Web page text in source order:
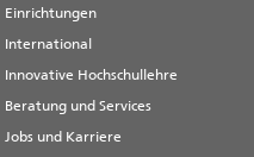
Einrichtungen
International
Innovative Hochschullehre
Beratung und Services
Jobs und Karriere